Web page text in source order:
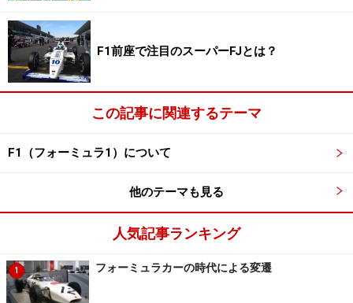
ルイス・ハミルトン 【写真：Daimler】
特に「メルセデス」「レッドブル」「フェラーリ」「マ
クラーレン」など大規模チームのマシントラブルの少な
さは際立っており、レースでは開幕戦で「メルセデス」
のハミルトンと「レッドブル」のベッテルがエンジント
ラブルに見舞われた以外は動力系のトラブルによるリタ
イアがほとんどない。そのため、「マルーシャ」「ケー
ンスは訪れず、序盤戦で印象的な波乱やジャイアントキ
リングはほとんど起こらなかった。
ただ、メルセデスのパワーユニットを搭載する「フォー
スインディア」と「ウィリアムズ」は昨年から大きな進
F1前座で注目のスーパーFJとは？
この記事に関連するテーマ
F1（フォーミュラ1）について
他のテーマも見る
人気記事ランキング
1 フォーミュラカーの時代による変遷